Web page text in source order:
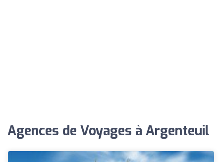
Agences de Voyages à Argenteuil